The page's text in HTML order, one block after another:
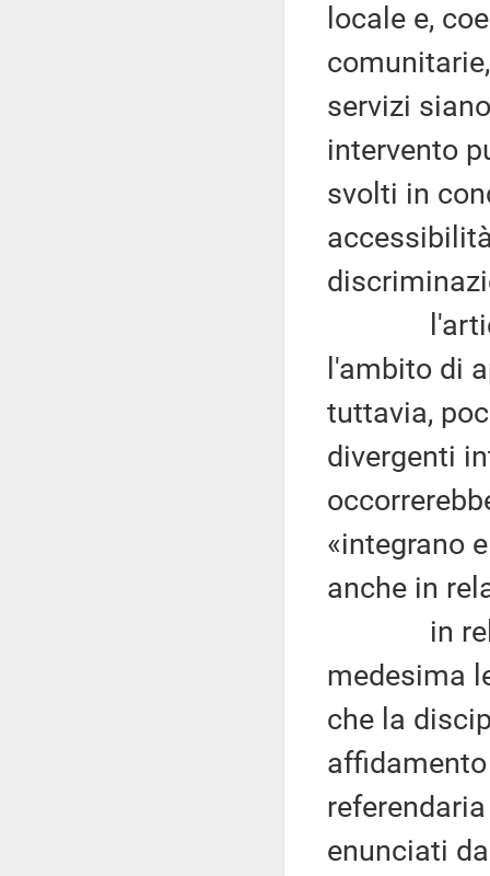
locale e,
servizi
intervento
svolti in
l'articolo
l'ambito di
tuttavia,
divergenti
«integrano
anche in
in
medesima
che la
enunciati